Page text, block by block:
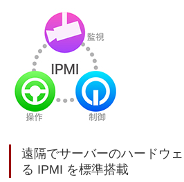
遠隔でサーバーのハードウ
る IPMI を標準搭載